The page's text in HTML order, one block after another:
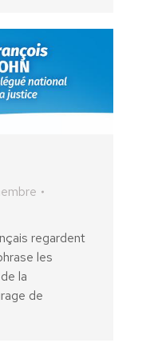
regardent
les
la
de